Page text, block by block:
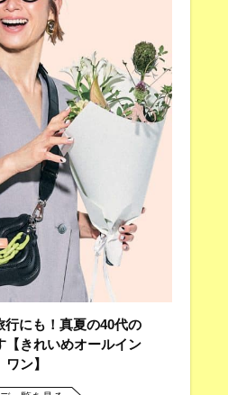
行にも！真夏の40代の
【きれいめオールイン
ワン】